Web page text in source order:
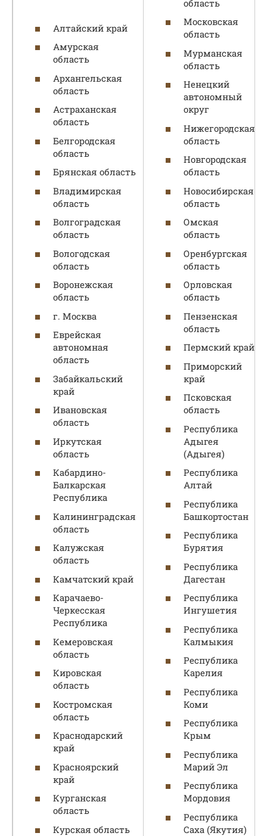
Алтайский край
Амурская
область
Архангельская
область
Астраханская
область
Белгородская
область
Брянская область
Владимирская
область
Волгоградская
область
Вологодская
область
Воронежская
область
г. Москва
Еврейская
автономная
область
Забайкальский
край
Ивановская
область
Иркутская
область
Кабардино-
Балкарская
Республика
Калининградская
область
Калужская
область
Камчатский край
Карачаево-
Черкесская
Республика
Кемеровская
область
Кировская
область
Костромская
область
Краснодарский
край
Красноярский
край
Курганская
область
Курская область
область
Московская
область
Мурманская
область
Ненецкий
автономный
округ
Нижегородская
область
Новгородская
область
Новосибирская
область
Омская
область
Оренбургская
область
Орловская
область
Пензенская
область
Пермский край
Приморский
край
Псковская
область
Республика
Адыгея
(Адыгея)
Республика
Алтай
Республика
Башкортостан
Республика
Бурятия
Республика
Дагестан
Республика
Ингушетия
Республика
Калмыкия
Республика
Карелия
Республика
Коми
Республика
Крым
Республика
Марий Эл
Республика
Мордовия
Республика
Саха (Якутия)